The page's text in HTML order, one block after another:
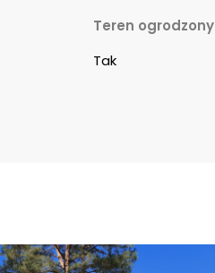
Teren ogrodzony
Tak